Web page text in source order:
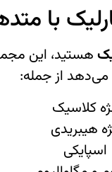
با
هستید، این
می‌دهد از جمله:
کلاسیک
هیبریدی
اسپایکی